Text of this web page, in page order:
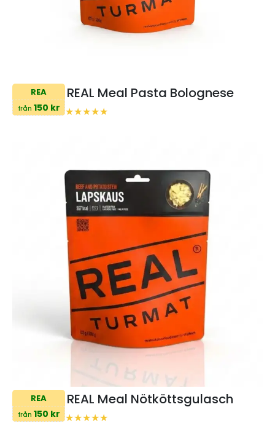
REA
från 150 kr
REAL Meal Pasta Bolognese
REA
från 150 kr
REAL Meal Nötköttsgulasch